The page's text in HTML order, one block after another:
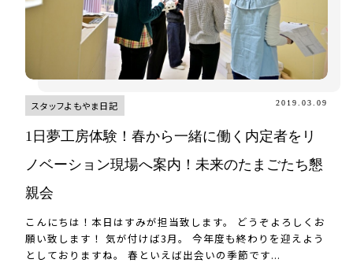
スタッフよもやま日記 2019.03.09
1日夢工房体験！春から一緒に働く内定者をリ
ノベーション現場へ案内！未来のたまごたち懇
親会
こんにちは！本日はすみが担当致します。 どうぞよろしくお
願い致します！ 気が付けば3月。 今年度も終わりを迎えよう
としておりますね。 春といえば出会いの季節です...